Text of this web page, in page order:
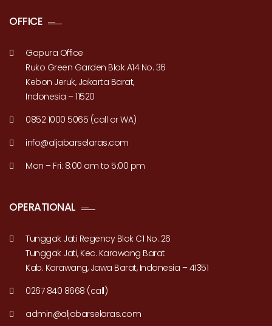
OFFICE
Gapura Office
Ruko Green Garden Blok A14 No. 36
Kebon Jeruk, Jakarta Barat,
Indonesia – 11520
0852 1000 5065 (call or WA)
info@aljabarselaras.com
Mon – Fri: 8:00 am to 5:00 pm
OPERATIONAL
Tunggak Jati Regency Blok C1 No. 26
Tunggak Jati, Kec. Karawang Barat
Kab. Karawang, Jawa Barat, Indonesia – 41351
0267 840 8668 (call)
admin@aljabarselaras.com